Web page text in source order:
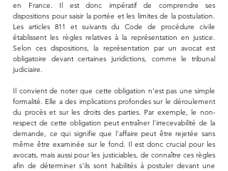
en France. Il est donc impératif de comprendre ses
dispositions pour saisir la portée et les limites de la postulation.
Les articles 811 et suivants du Code de procédure civile
établissent les règles relatives à la représentation en justice.
Selon ces dispositions, la représentation par un avocat est
obligatoire devant certaines juridictions, comme le tribunal
judiciaire.
Il convient de noter que cette obligation n'est pas une simple
formalité. Elle a des implications profondes sur le déroulement
du procès et sur les droits des parties. Par exemple, le non-
respect de cette obligation peut entraîner l'irrecevabilité de la
demande, ce qui signifie que l'affaire peut être rejetée sans
même être examinée sur le fond. Il est donc crucial pour les
avocats, mais aussi pour les justiciables, de connaître ces règles
afin de déterminer s'ils sont habilités à postuler devant une